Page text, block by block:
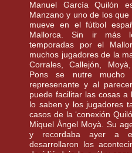
Manuel García Quilón
Manzano y uno de los
mueve en el fútbol
Mallorca. Sin ir más
temporadas por el
muchos jugadores de la
Corrales, Callejón,
Moyà,
Pons se nutre mucho
represenante y al
puede facilitar las cosas a
lo saben y los jugadores
casos de la ‘conexión
Miquel Àngel Moyà. Su
y recordaba ayer a
desarrollaron los